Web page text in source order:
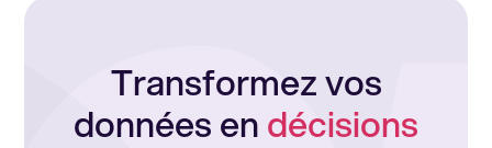
Transformez vos
données endécisions